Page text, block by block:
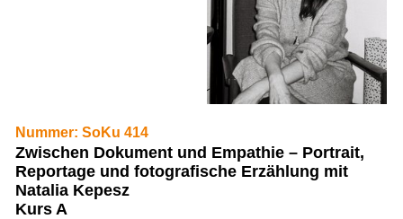
Nummer: SoKu 414
Zwischen Dokument und Empathie – Portrait,
Reportage und fotografische Erzählung mit
Natalia Kepesz
Kurs A